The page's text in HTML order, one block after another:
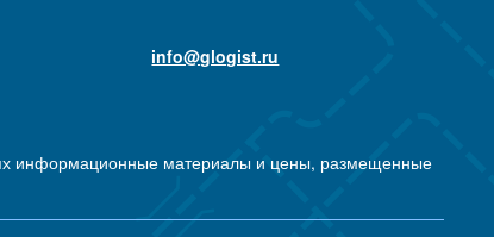
info@glogist.ru
информационные материалы и цены, размещенные